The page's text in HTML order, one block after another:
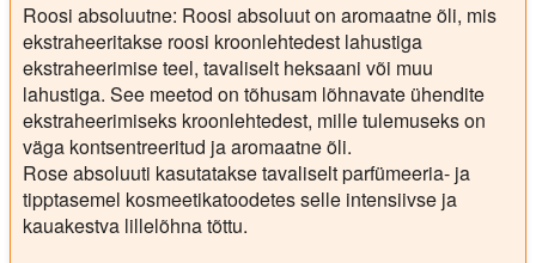
Roosi absoluutne: Roosi absoluut on aromaatne õli, mis
ekstraheeritakse roosi kroonlehtedest lahustiga
ekstraheerimise teel, tavaliselt heksaani või muu
lahustiga. See meetod on tõhusam lõhnavate ühendite
ekstraheerimiseks kroonlehtedest, mille tulemuseks on
väga kontsentreeritud ja aromaatne õli.
Rose absoluuti kasutatakse tavaliselt parfümeeria- ja
tipptasemel kosmeetikatoodetes selle intensiivse ja
kauakestva lillelõhna tõttu.